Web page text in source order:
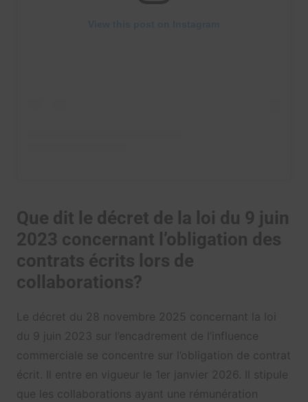
Que dit le décret de la loi du 9 juin
2023 concernant l’obligation des
contrats écrits lors de
collaborations?
Le décret du 28 novembre 2025 concernant la loi
du 9 juin 2023 sur l’encadrement de l’influence
commerciale se concentre sur l’obligation de contrat
écrit. Il entre en vigueur le 1er janvier 2026. Il stipule
que les collaborations ayant une rémunération